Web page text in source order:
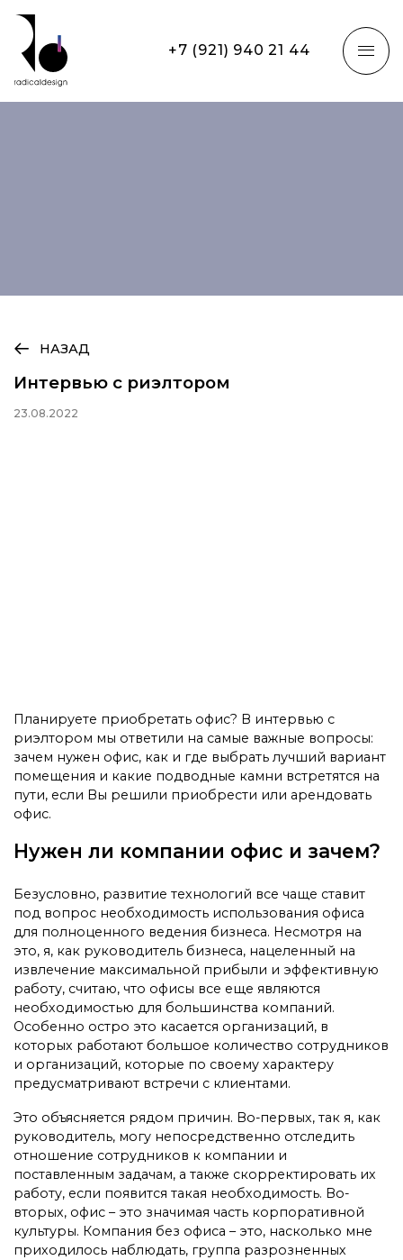
+7 (921) 940 21 44
НАЗАД
Интервью с риэлтором
23.08.2022
Планируете приобретать офис? В интервью с
риэлтором мы ответили на самые важные вопросы:
зачем нужен офис, как и где выбрать лучший вариант
помещения и какие подводные камни встретятся на
пути, если Вы решили приобрести или арендовать
офис.
Нужен ли компании офис и зачем?
Безусловно, развитие технологий все чаще ставит
под вопрос необходимость использования офиса
для полноценного ведения бизнеса. Несмотря на
это, я, как руководитель бизнеса, нацеленный на
извлечение максимальной прибыли и эффективную
работу, считаю, что офисы все еще являются
необходимостью для большинства компаний.
Особенно остро это касается организаций, в
которых работают большое количество сотрудников
и организаций, которые по своему характеру
предусматривают встречи с клиентами.
Это объясняется рядом причин. Во-первых, так я, как
руководитель, могу непосредственно отследить
отношение сотрудников к компании и
поставленным задачам, а также скорректировать их
работу, если появится такая необходимость. Во-
вторых, офис – это значимая часть корпоративной
культуры. Компания без офиса – это, насколько мне
приходилось наблюдать, группа разрозненных